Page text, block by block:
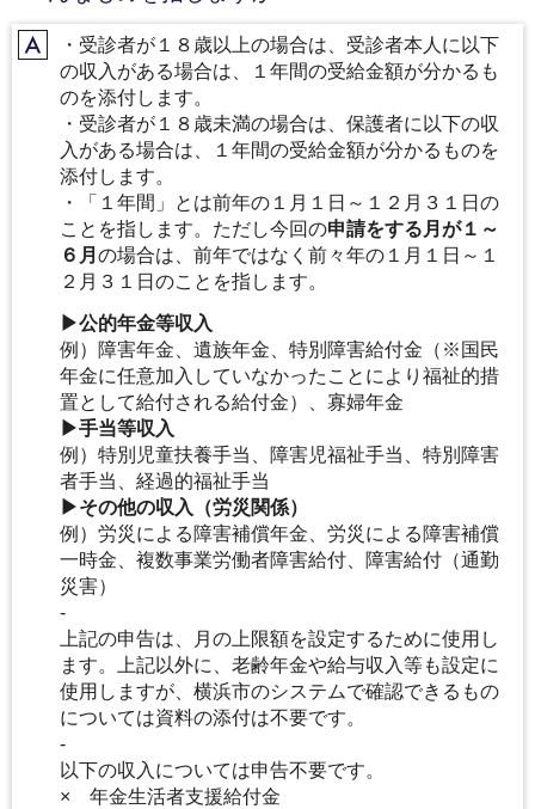
A・受診者が１８歳以上の場合は、受診者本人に以下
の収入がある場合は、１年間の受給金額が分かるも
のを添付します。
・受診者が１８歳未満の場合は、保護者に以下の収
入がある場合は、１年間の受給金額が分かるものを
添付します。
・「１年間」とは前年の１月１日～１２月３１日の
ことを指します。ただし今回の申請をする月が１～
６月 の場合は、前年ではなく前々年の１月１日～１
２月３１日のことを指します。
▶公的年金等収入
例）障害年金、遺族年金、特別障害給付金（※国民
年金に任意加入していなかったことにより福祉的措
置として給付される給付金）、寡婦年金
▶手当等収入
例）特別児童扶養手当、障害児福祉手当、特別障害
者手当、経過的福祉手当
▶その他の収入（労災関係）
例）労災による障害補償年金、労災による障害補償
一時金、複数事業労働者障害給付、障害給付（通勤
災害）
‐
上記の申告は、月の上限額を設定するために使用し
ます。上記以外に、老齢年金や給与収入等も設定に
使用しますが、横浜市のシステムで確認できるもの
については資料の添付は不要です。
‐
以下の収入については申告不要です。
× 年金生活者支援給付金